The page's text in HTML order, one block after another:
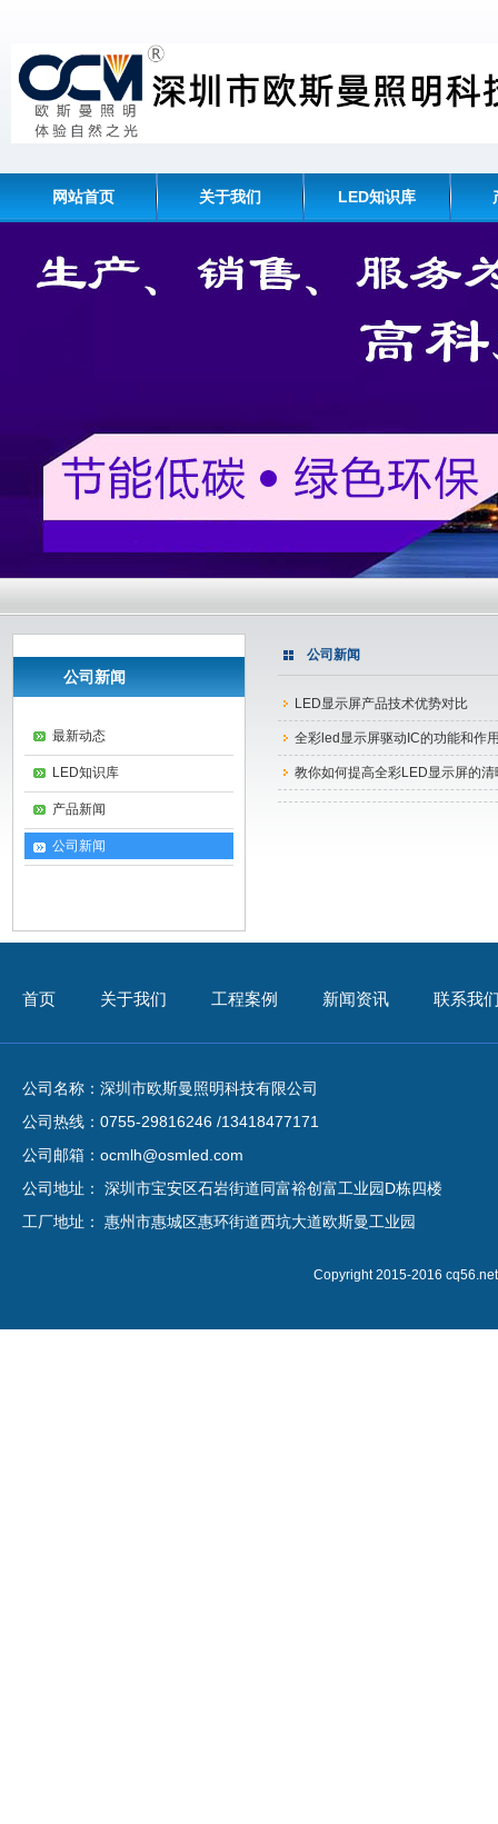
网站首页 关于我们 LED知识库
公司新闻
最新动态
LED知识库
产品新闻
公司新闻
公司新闻
LED显示屏产品技术优势对比
全彩led显示屏驱动IC的功能和作
教你如何提高全彩LED显示屏的清
首页 关于我们 工程案例 新闻资讯 联系我
公司名称：深圳市欧斯曼照明科技有限公司
公司热线：0755-29816246 /13418477171
公司邮箱：ocmlh@osmled.com
公司地址： 深圳市宝安区石岩街道同富裕创富工业园D栋四楼
工厂地址： 惠州市惠城区惠环街道西坑大道欧斯曼工业园
Copyright 2015-2016